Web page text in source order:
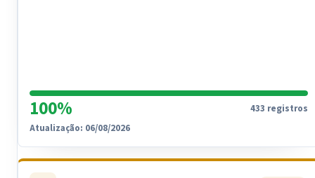
100%
433 registros
Atualização: 06/08/2026